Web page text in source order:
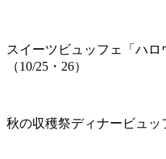
スイーツビュッフェ「ハロ
（10/25・26）
秋の収穫祭ディナービュッ